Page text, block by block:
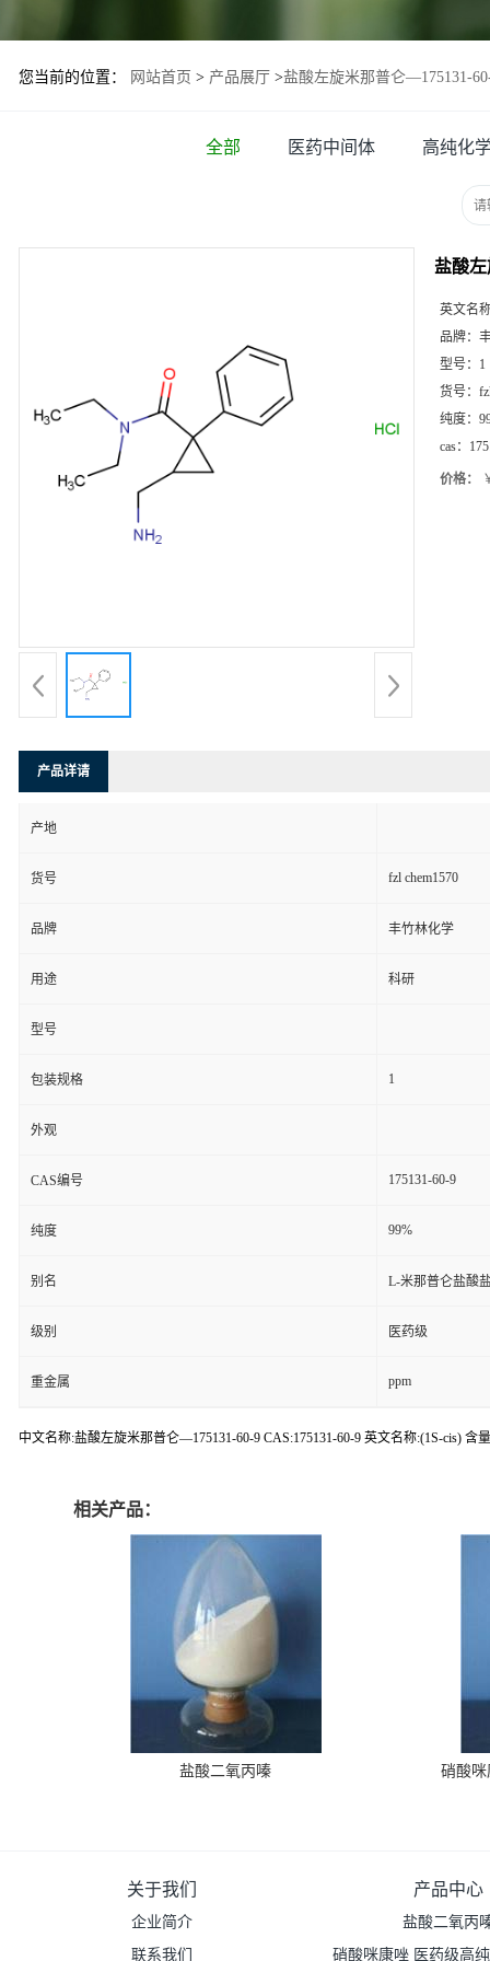
您当前的位置： 网站首页 > 产品展厅 >盐酸左旋米那普仑—175131-
全部 医药中间体 高纯化
盐酸
英文名称
品牌：
型号： 1
货号：
纯度：
cas：
价格：
产品详请
产地
货号 fzl chem1570
品牌 丰竹林化学
用途 科研
型号
包装规格 1
外观
CAS编号 175131-60-9
纯度 99%
别名 L-米那普仑盐酸
级别 医药级
重金属 ppm
中文名称:盐酸左旋米那普仑—175131-60-9 CAS:175131-60-9 英文名称:(1S-cis) 含
相关产品：
盐酸二氧丙嗪 硝酸咪
关于我们
企业简介
联系我们
产品中心
盐酸二氧丙
硝酸咪康唑 医药级高